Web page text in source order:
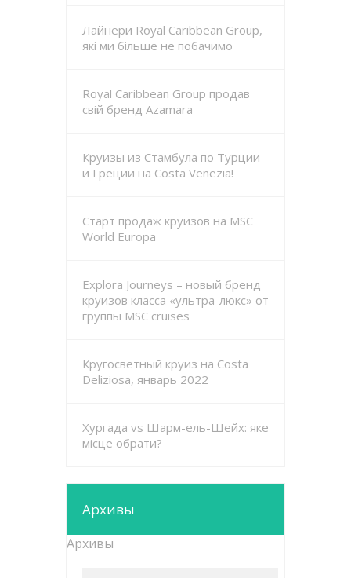
Лайнери Royal Caribbean Group,
які ми більше не побачимо
Royal Caribbean Group продав
свій бренд Azamara
Круизы из Стамбула по Турции
и Греции на Costa Venezia!
Старт продаж круизов на MSC
World Europa
Explora Journeys – новый бренд
круизов класса «ультра-люкс» от
группы MSC cruises
Кругосветный круиз на Costa
Deliziosa, январь 2022
Хургада vs Шарм-ель-Шейх: яке
місце обрати?
Архивы
Архивы